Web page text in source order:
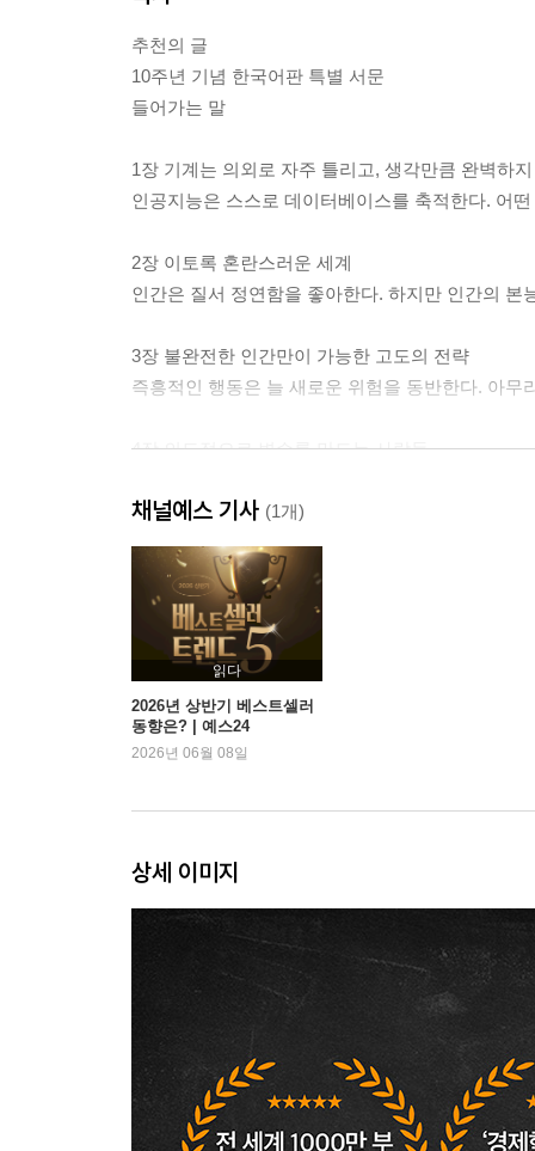
추천의 글
10주년 기념 한국어판 특별 서문
들어가는 말
1장 기계는 의외로 자주 틀리고, 생각만큼 완벽하
인공지능은 스스로 데이터베이스를 축적한다. 어
2장 이토록 혼란스러운 세계
인간은 질서 정연함을 좋아한다. 하지만 인간의 본
3장 불완전한 인간만이 가능한 고도의 전략
즉흥적인 행동은 늘 새로운 위험을 동반한다. 아
4장 의도적으로 변수를 만드는 사람들
5장 계속해서 똑똑해지는 사람들의 비밀
운동을 잘하고 싶다면, 유능한 코치를 세 명 고용
6장 구글은 알았지만, 애플은 몰랐던 사실
공간의 주도권이 박탈되는 순간 아무리 훌륭한 공
7장 모든 것을 숫자로 판단할 수는 없다
숫자로 제시한 ‘목표’에만 매달리면 ‘왜’라는 ‘본질’
9장 예측 불가능도 하나의 전략
규칙을 어지럽히는 자가 판을 지배한다. 상대가
감사의 말 | 참고 문헌
채널예스 기사 (1개)
읽다
2026년 상반기 베스트셀러
동향은? | 예스24
2026년 06월 08일
상세 이미지